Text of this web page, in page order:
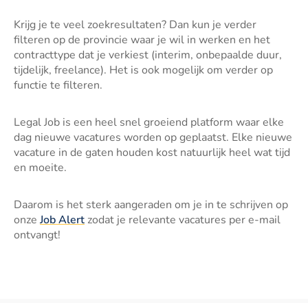
Krijg je te veel zoekresultaten? Dan kun je verder
filteren op de provincie waar je wil in werken en het
contracttype dat je verkiest (interim, onbepaalde duur,
tijdelijk, freelance). Het is ook mogelijk om verder op
functie te filteren.
Legal Job is een heel snel groeiend platform waar elke
dag nieuwe vacatures worden op geplaatst. Elke nieuwe
vacature in de gaten houden kost natuurlijk heel wat tijd
en moeite.
Daarom is het sterk aangeraden om je in te schrijven op
onzeJob Alert zodat je relevante vacatures per e-mail
ontvangt!